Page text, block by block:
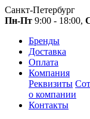
Санкт-Петербург
Пн-Пт 9:00 - 18:00,
Бренды
Доставка
Оплата
Компания
Реквизиты
о компании
Контакты